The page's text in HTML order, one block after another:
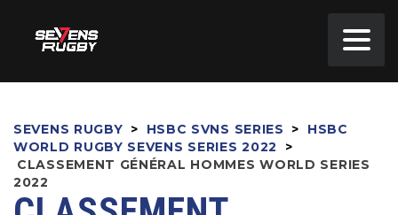
SEVENS RUGBY > HSBC SVNS SERIES >
HSBC
WORLD RUGBY SEVENS SERIES 2022
>
CLASSEMENT GÉNÉRAL HOMMES WORLD SERIES
2022